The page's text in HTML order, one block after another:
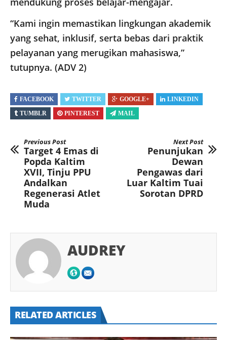
“Kami ingin memastikan lingkungan akademik
yang sehat, inklusif, serta bebas dari praktik
pelayanan yang merugikan mahasiswa,”
tutupnya. (ADV 2)
FACEBOOK TWITTER GOOGLE+
LINKEDIN
TUMBLR
PINTEREST MAIL
Previous Post
Target 4 Emas di
Popda Kaltim
XVII, Tinju PPU
Andalkan
Regenerasi Atlet
Muda
Next Post
Penunjukan
Dewan
Pengawas dari
Luar Kaltim Tuai
Sorotan DPRD
AUDREY
RELATED ARTICLES